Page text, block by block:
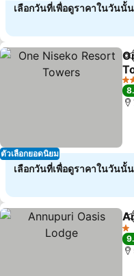
เลือกวันที่เพื่อดูราคาในวันนั้
ตัวเลือกยอดนิยม
แ
4
เลือกวันที่เพื่อดูราคาในวันนั้
แ
1